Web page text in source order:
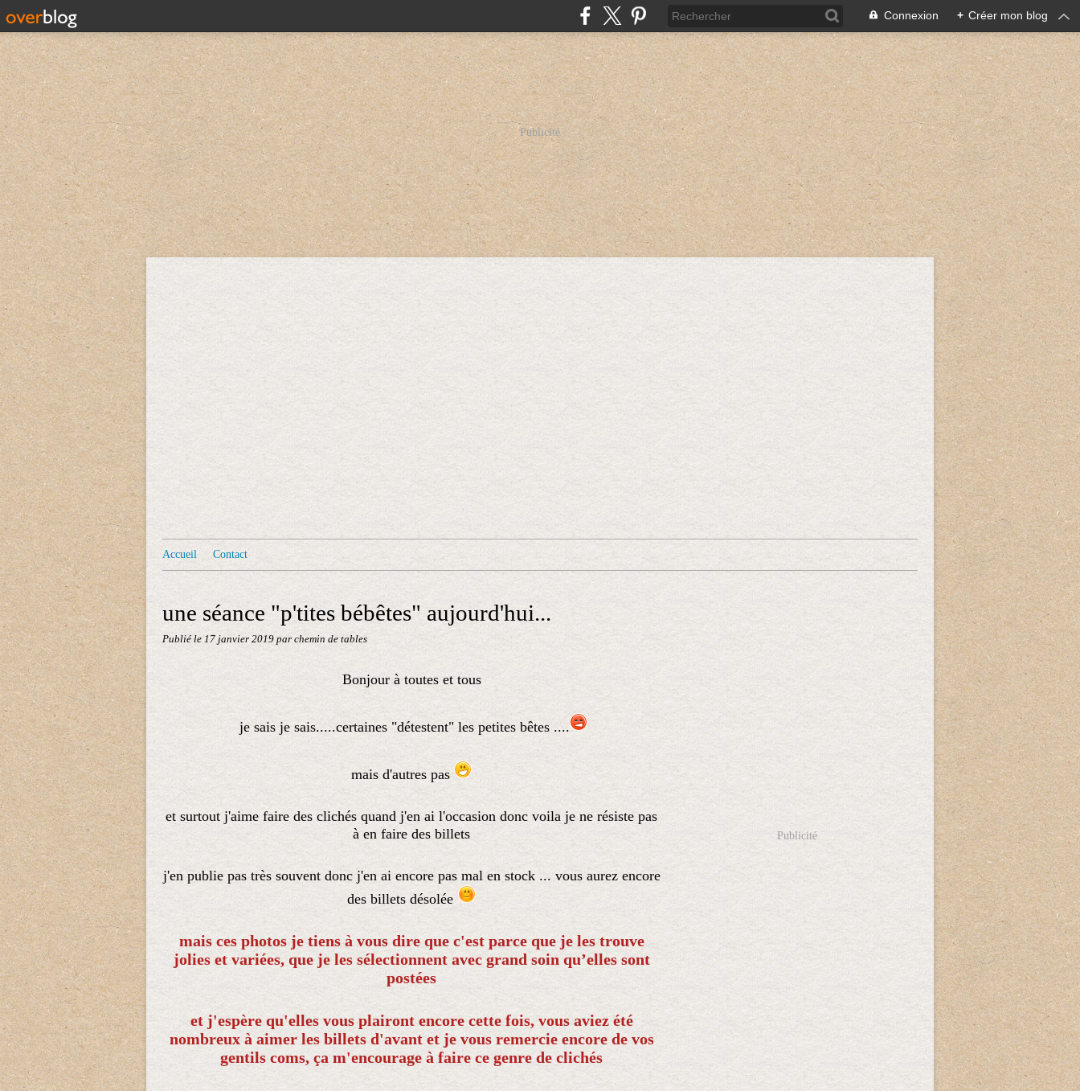
Connexion + Créer mon blog
Publicité
Accueil Contact
une séance "p'tites bébêtes" aujourd'hui...
Publié le 17 janvier 2019 par chemin de tables
Bonjour à toutes et tous
je sais je sais.....certaines "détestent" les petites bêtes ....
mais d'autres pas
et surtout j'aime faire des clichés quand j'en ai l'occasion donc voila je ne résiste pas
à en faire des billets
j'en publie pas très souvent donc j'en ai encore pas mal en stock ... vous aurez encore
des billets désolée
mais ces photos je tiens à vous dire que c'est parce que je les trouve
jolies et variées, que je les sélectionnent avec grand soin qu’ellessont
postées
et j'espère qu'elles vous plairont encore cette fois, vous aviez été
nombreux à aimer les billets d'avant et je vous remercie encore de vos
gentils coms, ça m'encourage à faire ce genre de clichés
Publicité